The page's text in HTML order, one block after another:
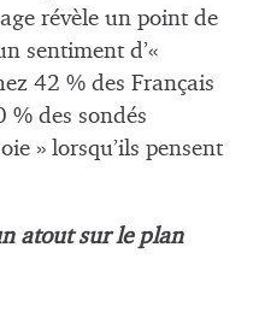
révèle un point de
sentiment d’«
42 % des Français
% des sondés
» lorsqu’ils pensent
atout sur le plan